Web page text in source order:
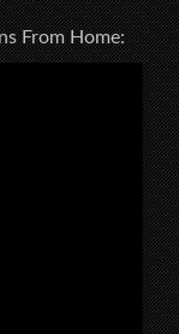
From Home: